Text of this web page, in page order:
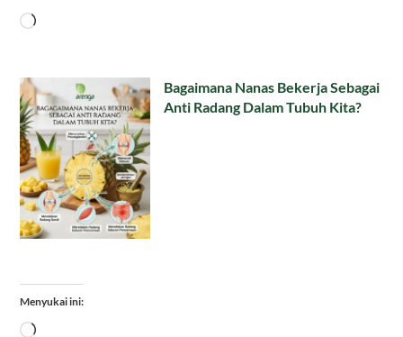
Memuat...
Bagaimana Nanas Bekerja Sebagai
Anti Radang Dalam Tubuh Kita?
Menyukai ini:
Memuat...